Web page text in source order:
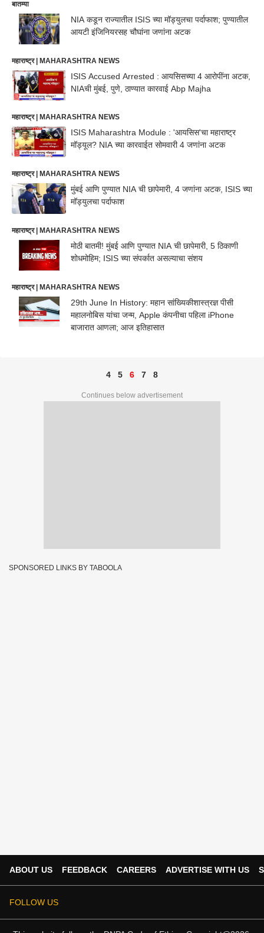
बातम्या
NIA कडून राज्यातील ISIS च्या मॉड्युलचा पर्दाफाश; पुण्यातील
आयटी इंजिनियरसह चौघांना जणांना अटक
महाराष्ट्र | MAHARASHTRA NEWS
ISIS Accused Arrested : आयसिसच्या 4 आरोपींना अटक,
NIAची मुंबई, पुणे, ठाण्यात कारवाई Abp Majha
महाराष्ट्र | MAHARASHTRA NEWS
ISIS Maharashtra Module : 'आयसिस'चा महाराष्ट्र
मॉड्यूल? NIA च्या कारवाईत सोमवारी 4 जणांना अटक
महाराष्ट्र | MAHARASHTRA NEWS
मुंबई आणि पुण्यात NIA ची छापेमारी, 4 जणांना अटक, ISIS च्या
मॉड्युलचा पर्दाफाश
महाराष्ट्र | MAHARASHTRA NEWS
मोठी बातमी! मुंबई आणि पुण्यात NIA ची छापेमारी, 5 ठिकाणी
शोधमोहिम; ISIS च्या संपर्कात असल्याचा संशय
महाराष्ट्र | MAHARASHTRA NEWS
29th June In History: महान सांख्यिकीशास्त्रज्ञ पीसी
महालनोबिस यांचा जन्म, Apple कंपनीचा पहिला iPhone
बाजारात आणला; आज इतिहासात
4 5 6 7 8
Continues below advertisement
SPONSORED LINKS BY TABOOLA
ABOUT US FEEDBACK CAREERS ADVERTISE WITH US
FOLLOW US